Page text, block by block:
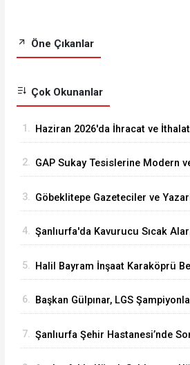
Öne Çıkanlar
Çok Okunanlar
1. Haziran 2026'da İhracat ve
2. GAP Sukay Tesislerine Modern
3. Göbeklitepe Gazeteciler ve
Öldürür, Havuz Güldürür
4. Şanlıurfa'da Kavurucu Sıcak
5. Halil Bayram İnşaat Karaköprü
6. Başkan Gülpınar, LGS
7. Şanlıurfa Şehir Hastanesi’nde